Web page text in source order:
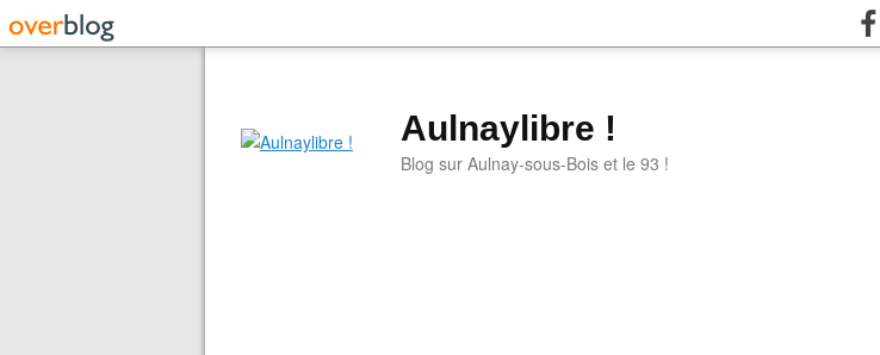
Aulnaylibre !
Blog sur Aulnay-sous-Bois et le 93 !